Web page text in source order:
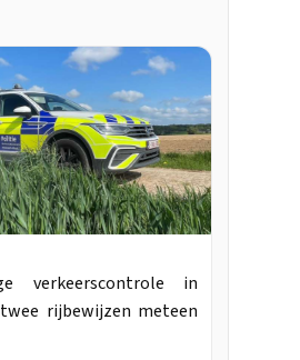
verkeerscontrole in
rijbewijzen meteen